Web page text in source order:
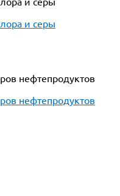
и серы
нефтепродуктов
нефтепродуктов